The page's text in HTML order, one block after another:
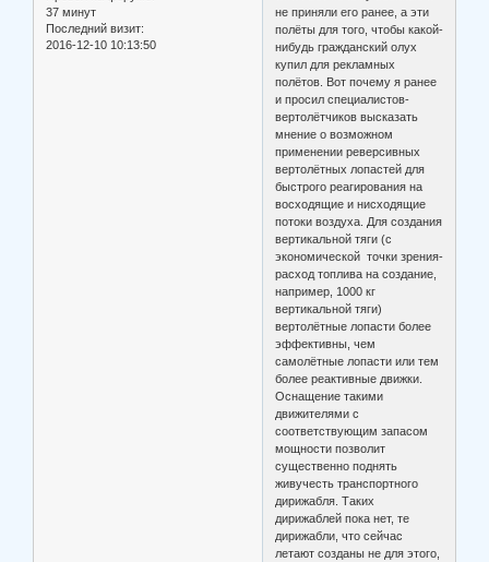
37 минут
Последний визит:
2016-12-10 10:13:50
не приняли его ранее, а эти
полёты для того, чтобы какой-
нибудь гражданский олух
купил для рекламных
полётов. Вот почему я ранее
и просил специалистов-
вертолётчиков высказать
мнение о возможном
применении реверсивных
вертолётных лопастей для
быстрого реагирования на
восходящие и нисходящие
потоки воздуха. Для создания
вертикальной тяги (с
экономической точки зрения-
расход топлива на создание,
например, 1000 кг
вертикальной тяги)
вертолётные лопасти более
эффективны, чем
самолётные лопасти или тем
более реактивные движки.
Оснащение такими
движителями с
соответствующим запасом
мощности позволит
существенно поднять
живучесть транспортного
дирижабля. Таких
дирижаблей пока нет, те
дирижабли, что сейчас
летают созданы не для этого,